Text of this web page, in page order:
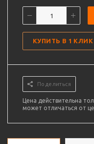
КУПИТЬ В 1 КЛИК
Поделиться
Цена действительна
может отличаться от